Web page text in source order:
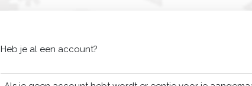
Heb je al een account?